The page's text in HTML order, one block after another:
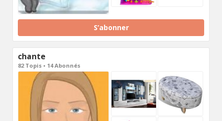
S’abonner
chante
82 Topis • 14 Abonnés